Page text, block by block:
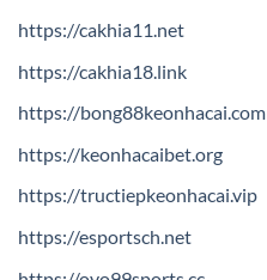
https://cakhia11.net
https://cakhia18.link
https://bong88keonhacai.com
https://keonhacaibet.org
https://tructiepkeonhacai.vip
https://esportsch.net